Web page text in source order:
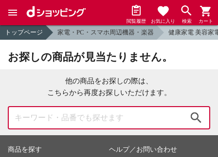
閲覧履歴 お気に入り 検索 カート
トップページ 家電・PC・スマホ周辺機器・楽器 健康家電 美容家
お探しの商品が見当たりません。
他の商品をお探しの際は、
こちらから再度お探しいただけます。
商品を探す ヘルプ／お問い合わせ